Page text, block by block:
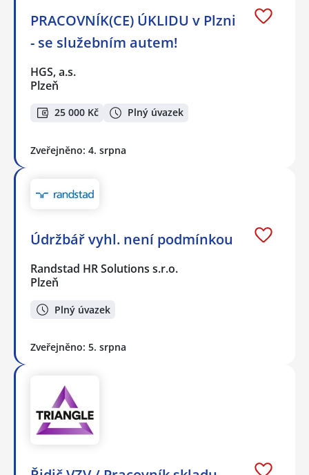
PRACOVNÍK(CE) ÚKLIDU v Plzni
- se služebním autem!
HGS, a.s.
Plzeň
25 000 Kč Plný úvazek
Zveřejněno: 4. srpna
Údržbář vyhl. není podmínkou
Randstad HR Solutions s.r.o.
Plzeň
Plný úvazek
Zveřejněno: 5. srpna